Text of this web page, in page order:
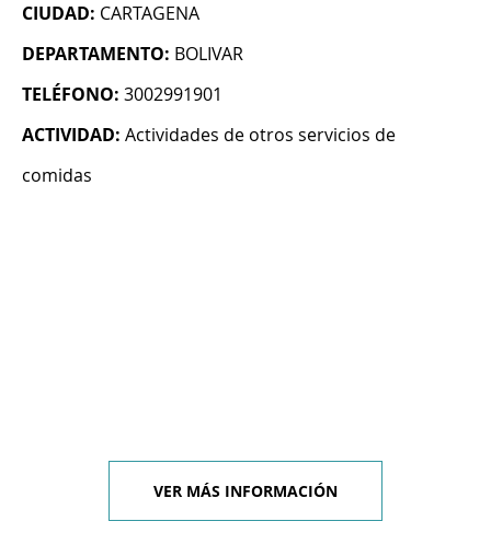
CIUDAD: CARTAGENA
DEPARTAMENTO: BOLIVAR
TELÉFONO: 3002991901
ACTIVIDAD: Actividades de otros servicios de
comidas
VER MÁS INFORMACIÓN